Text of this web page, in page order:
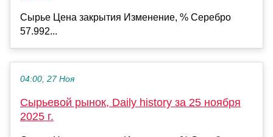
Сырье Цена закрытия Изменение, % Серебро
57.992...
04:00, 27 Ноя
Сырьевой рынок, Daily history за 25 ноября
2025 г.